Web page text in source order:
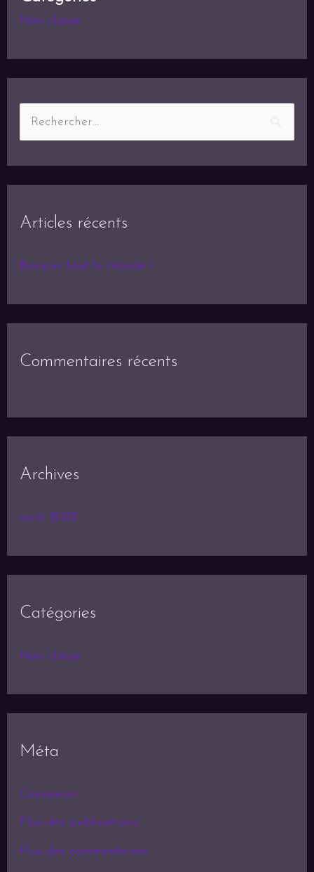
Non classé
Articles récents
Bonjour tout le monde !
Commentaires récents
Archives
août 2022
Catégories
Non classé
Méta
Connexion
Flux des publications
Flux des commentaires